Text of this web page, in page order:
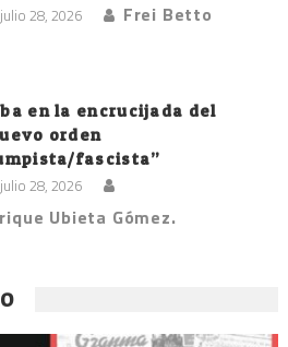
julio 28, 2026 Frei Betto
en la encrucijada del
orden
fascista”
julio 28, 2026
Ubieta Gómez.